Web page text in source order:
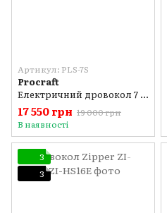
Артикул: PLS-7S
Procraft
Електричний дровокол 7 тонн Procraft PLS-7S 2300 Вт
17 550 грн 19 000 грн
В наявності
3
3